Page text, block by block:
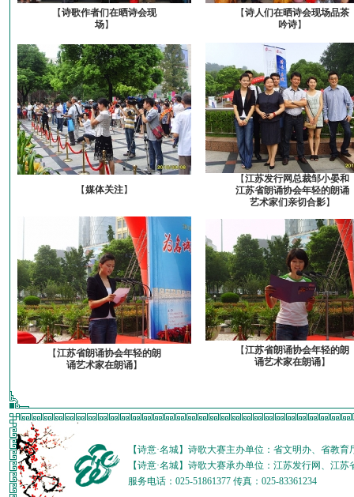
【诗歌作者们在晒诗会现
场】
【诗人们在晒诗会现场品茶
吟诗】
【媒体关注】
【江苏发行网总裁邹小晏和
江苏省朗诵协会年轻的朗诵
艺术家们亲切合影】
【江苏省朗诵协会年轻的朗
诵艺术家在朗诵】
【江苏省朗诵协会年轻的朗
诵艺术家在朗诵】
【诗意·名城】诗歌大赛主办单位：省文明办、省教
【诗意·名城】诗歌大赛承办单位：江苏发行网、江
服务电话：025-51861377 传真：025-83361234